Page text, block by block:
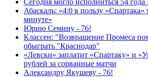
Абаскаль: «4:0 в пользу
минуте»
Юрию Семину - 76!
Классен: "Возвращение Промеса
обыграть "Краснодар"
«Левски» заплатит «Спартаку» и
рублей за сорванные матчи
Александру Якушеву - 76!